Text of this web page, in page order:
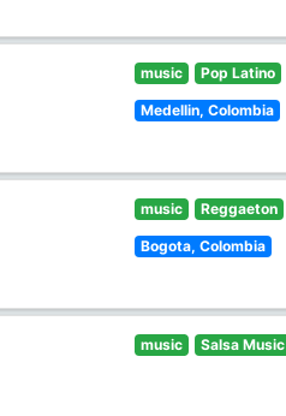
music Pop Latino
Medellin, Colombia
music Reggaeton
Bogota, Colombia
music Salsa Music